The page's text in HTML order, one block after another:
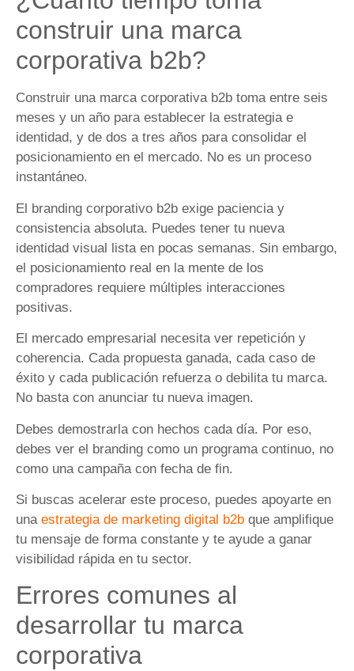
construir una marca
corporativa b2b?
Construir una marca corporativa b2b toma entre seis
meses y un año para establecer la estrategia e
identidad, y de dos a tres años para consolidar el
posicionamiento en el mercado. No es un proceso
instantáneo.
El branding corporativo b2b exige paciencia y
consistencia absoluta. Puedes tener tu nueva
identidad visual lista en pocas semanas. Sin embargo,
el posicionamiento real en la mente de los
compradores requiere múltiples interacciones
positivas.
El mercado empresarial necesita ver repetición y
coherencia. Cada propuesta ganada, cada caso de
éxito y cada publicación refuerza o debilita tu marca.
No basta con anunciar tu nueva imagen.
Debes demostrarla con hechos cada día. Por eso,
debes ver el branding como un programa continuo, no
como una campaña con fecha de fin.
Si buscas acelerar este proceso, puedes apoyarte en
una estrategia de marketing digital b2b que amplifique
tu mensaje de forma constante y te ayude a ganar
visibilidad rápida en tu sector.
Errores comunes al
desarrollar tu marca
corporativa